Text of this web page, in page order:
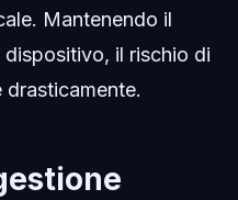
Mantenendo il
il rischio di